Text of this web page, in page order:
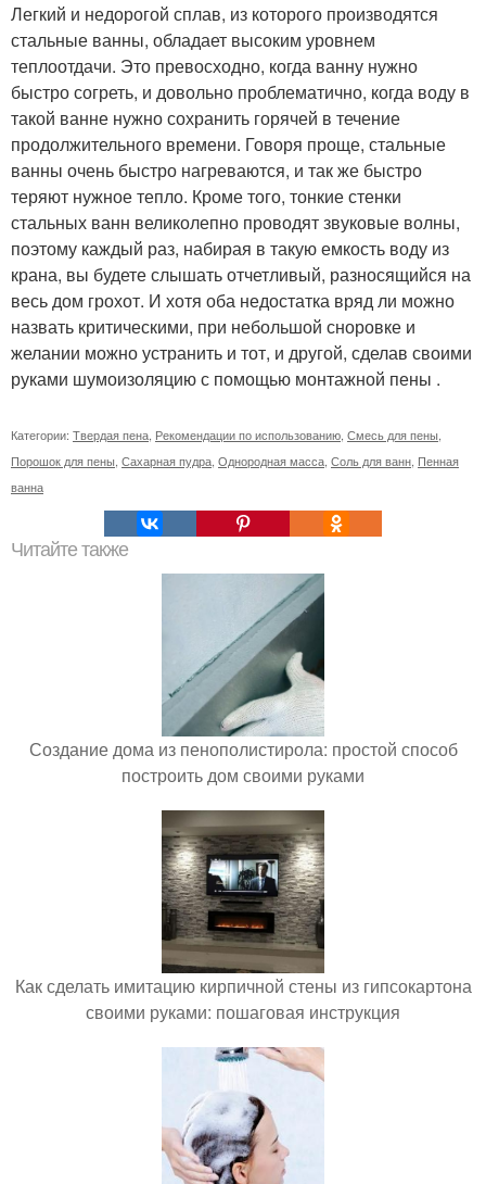
Легкий и недорогой сплав, из которого производятся
стальные ванны, обладает высоким уровнем
теплоотдачи. Это превосходно, когда ванну нужно
быстро согреть, и довольно проблематично, когда воду в
такой ванне нужно сохранить горячей в течение
продолжительного времени. Говоря проще, стальные
ванны очень быстро нагреваются, и так же быстро
теряют нужное тепло. Кроме того, тонкие стенки
стальных ванн великолепно проводят звуковые волны,
поэтому каждый раз, набирая в такую емкость воду из
крана, вы будете слышать отчетливый, разносящийся на
весь дом грохот. И хотя оба недостатка вряд ли можно
назвать критическими, при небольшой сноровке и
желании можно устранить и тот, и другой, сделав своими
руками шумоизоляцию с помощью монтажной пены .
Категории: Твердая пена Рекомендации по использованию Смесь для пены
Порошок для пены Сахарная пудра Однородная масса Соль для ванн Пенная
ванна
Читайте также
Создание дома из пенополистирола: простой способ
построить дом своими руками
Как сделать имитацию кирпичной стены из гипсокартона
своими руками: пошаговая инструкция